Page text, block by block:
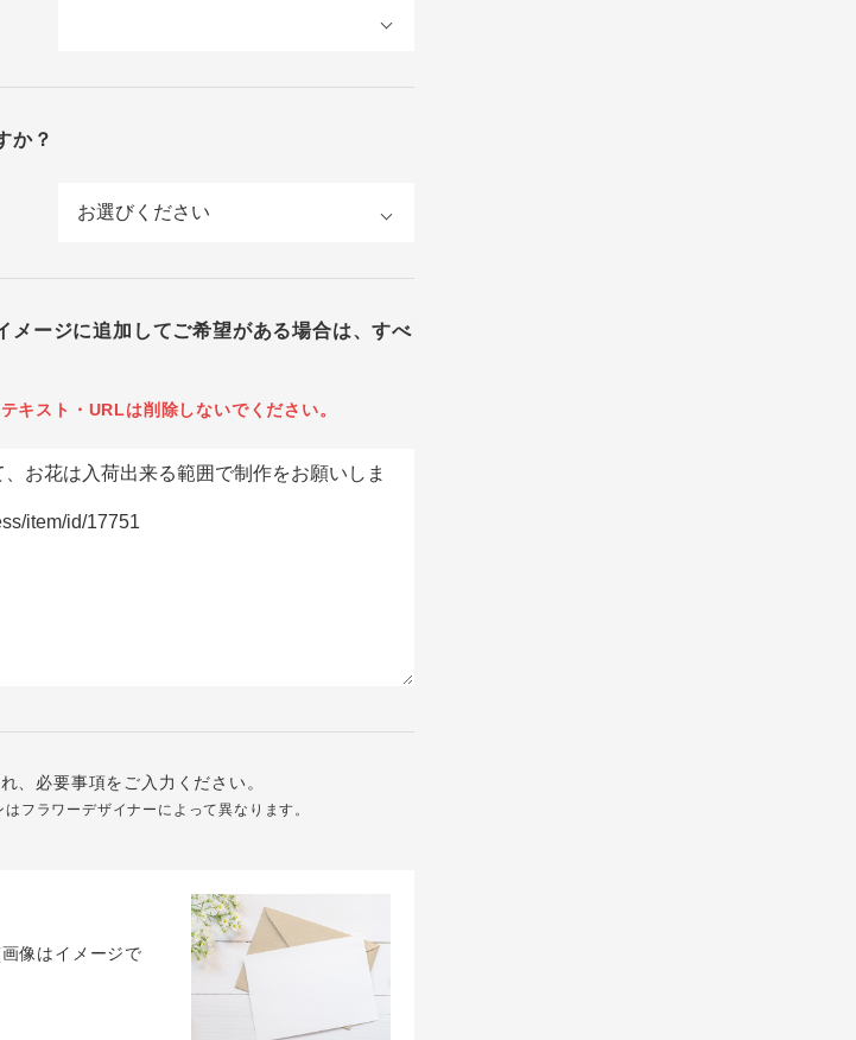
か？
メージに追加してご希望がある場合は、すべ
キスト・URLは削除しないでください。
、必要事項をご入力ください。
フラワーデザイナーによって異なります。
像はイメージで